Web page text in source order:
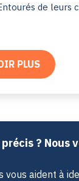
de leurs
PLUS
? Nous
vous aident à